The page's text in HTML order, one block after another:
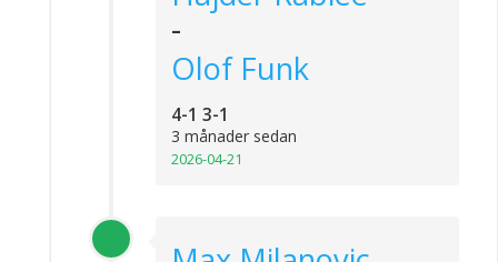
-
Olof Funk
4-1 3-1
3 månader sedan
2026-04-21